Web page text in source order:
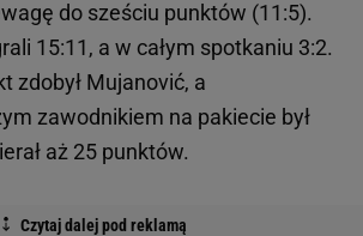
do sześciu punktów (11:5).
15:11, a w całym spotkaniu 3:2.
zdobył Mujanović, a
zawodnikiem na pakiecie był
aż 25 punktów.